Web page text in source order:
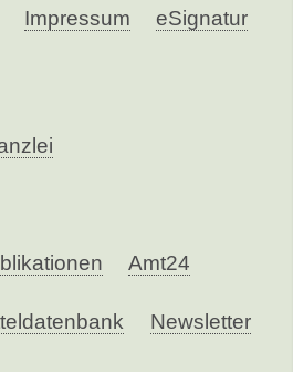
Impressum eSignatur
Amt24
Newsletter